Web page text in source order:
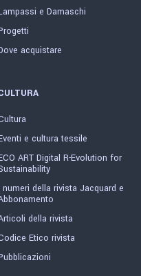
e Damaschi
acquistare
e cultura tessile
ART Digital R-Evolution for
numeri della rivista Jacquard e
della rivista
Etico rivista